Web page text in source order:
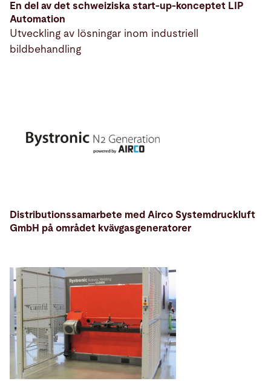
En del av det schweiziska start-up-konceptet LIP
Automation
Utveckling av lösningar inom industriell
bildbehandling
Distributionssamarbete med Airco Systemdruckluft
GmbH på området kvävgasgeneratorer